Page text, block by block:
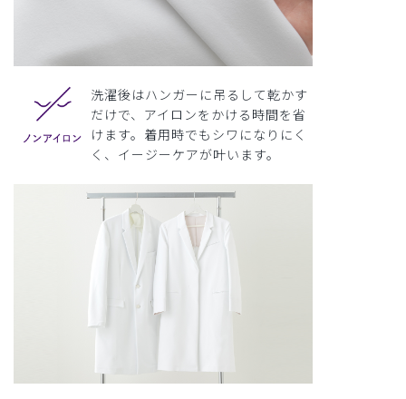
洗濯後はハンガーに吊るして乾かす
だけで、アイロンをかける時間を省
けます。着用時でもシワになりにく
く、イージーケアが叶います。